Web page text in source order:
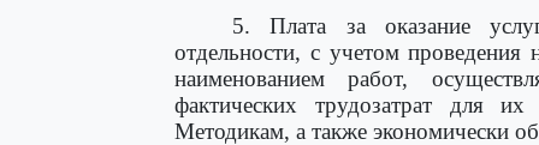
5. Плата за оказание
отдельности, с учетом
наименованием работ,
фактических трудозатрат для
Методикам, а также экономически